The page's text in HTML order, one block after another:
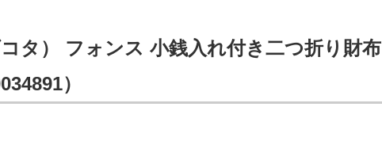
タ） フォンス 小銭入れ付き二つ折り財布
）